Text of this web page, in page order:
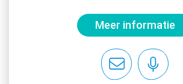
Meer informatie